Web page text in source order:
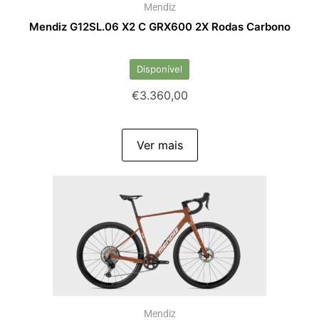
Mendiz
Mendiz G12SL.06 X2 C GRX600 2X Rodas Carbono
Disponível
€3.360,00
Ver mais
Mendiz